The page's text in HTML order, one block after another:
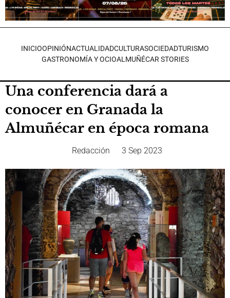
INICIOOPINIÓNACTUALIDADCULTURASOCIEDADTURISMO
GASTRONOMÍA Y OCIOALMUÑÉCAR STORIES
Una conferencia dará a
conocer en Granada la
Almuñécar en época romana
Redacción 3 Sep 2023